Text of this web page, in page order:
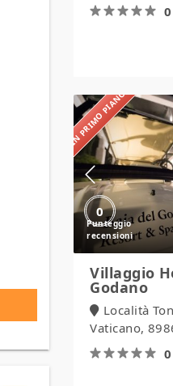
IN PRIMO PIANO
0
Hotel
Baia
del
Godano
Villaggio
Godano
Località
Vaticano,